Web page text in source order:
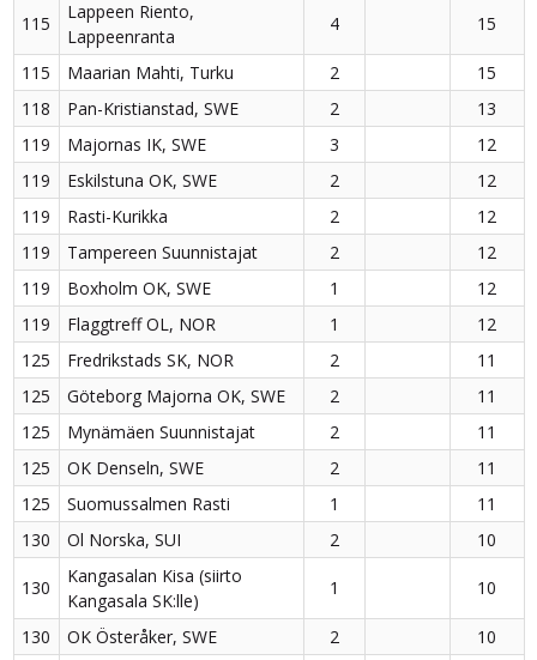
115
Lappeen Riento,
Lappeenranta
4 15
115 Maarian Mahti, Turku 2
15
118
Pan-Kristianstad, SWE 2
13
119
Majornas IK, SWE 3
12
119
Eskilstuna OK, SWE 2
12
119
Rasti-Kurikka 2
12
119
Tampereen Suunnistajat 2
12
119
Boxholm OK, SWE 1
12
119
Flaggtreff OL, NOR 1
12
125
Fredrikstads SK, NOR 2
11
125
Göteborg Majorna OK, SWE 2
11
125
Mynämäen Suunnistajat 2
11
125
OK Denseln, SWE 2
11
125
Suomussalmen Rasti 1
11
130
Ol Norska, SUI 2 10
130
Kangasalan Kisa (siirto
Kangasala SK:lle)
1 10
130 OK Österåker, SWE 2
10